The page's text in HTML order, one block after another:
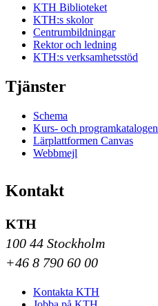
KTH Biblioteket
KTH:s skolor
Centrumbildningar
Rektor och ledning
KTH:s verksamhetsstöd
Tjänster
Schema
Kurs- och programkatalogen
Lärplattformen Canvas
Webbmejl
Kontakt
KTH
100 44 Stockholm
+46 8 790 60 00
Kontakta KTH